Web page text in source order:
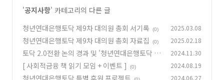
'공지사항' 카테고리의 다른 글
청년연대은행토닥 제9차 대의원 총회 서기록
(0) 2025.03.08
청년연대은행토닥 제9차 대의원 총회 자료집 (0) 2025.02.18
토닥 2.0전환 논의 경과 및 '청년연대은행토닥 시
즌2' 계획안(초안) (1)
2024.11.30
[ 사회적금융 책 읽기 모임 + 이벤트 ] (0) 2024.08.19
청년연대은행토닥 특별 후원 프로젝트 2024.06.27